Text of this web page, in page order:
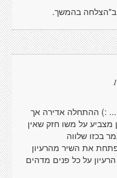
בהמשך.
:) ההתחלה אדירה אך
מצביע על משו חזק שאין
בכזו שלווה
את השיר מהרעיון
על כל פנים מדהים